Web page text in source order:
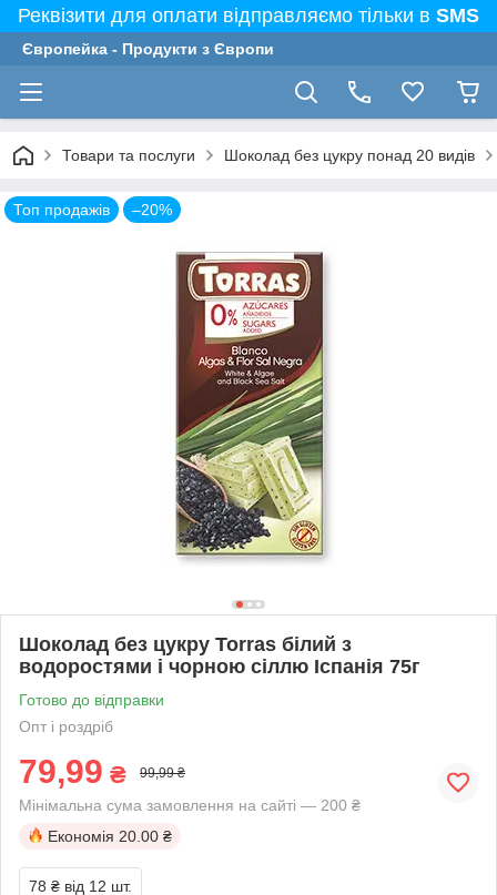
Реквізити для оплати відправляємо тільки в SMS
Європейка - Продукти з Європи
Товари та послуги Шоколад без цукру понад 20 видів
Топ продажів –20%
Шоколад без цукру Torras білий з
водоростями і чорною сіллю Іспанія 75г
Готово до відправки
Опт і роздріб
79,99 ₴ 99,99 ₴
Мінімальна сума замовлення на сайті — 200 ₴
Економія 20.00 ₴
78 ₴ від 12 шт.